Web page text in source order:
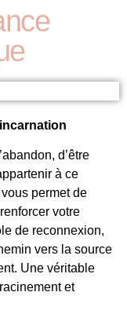
d’être
à ce
permet de
votre
de reconnexion,
vers la source
Une véritable
et